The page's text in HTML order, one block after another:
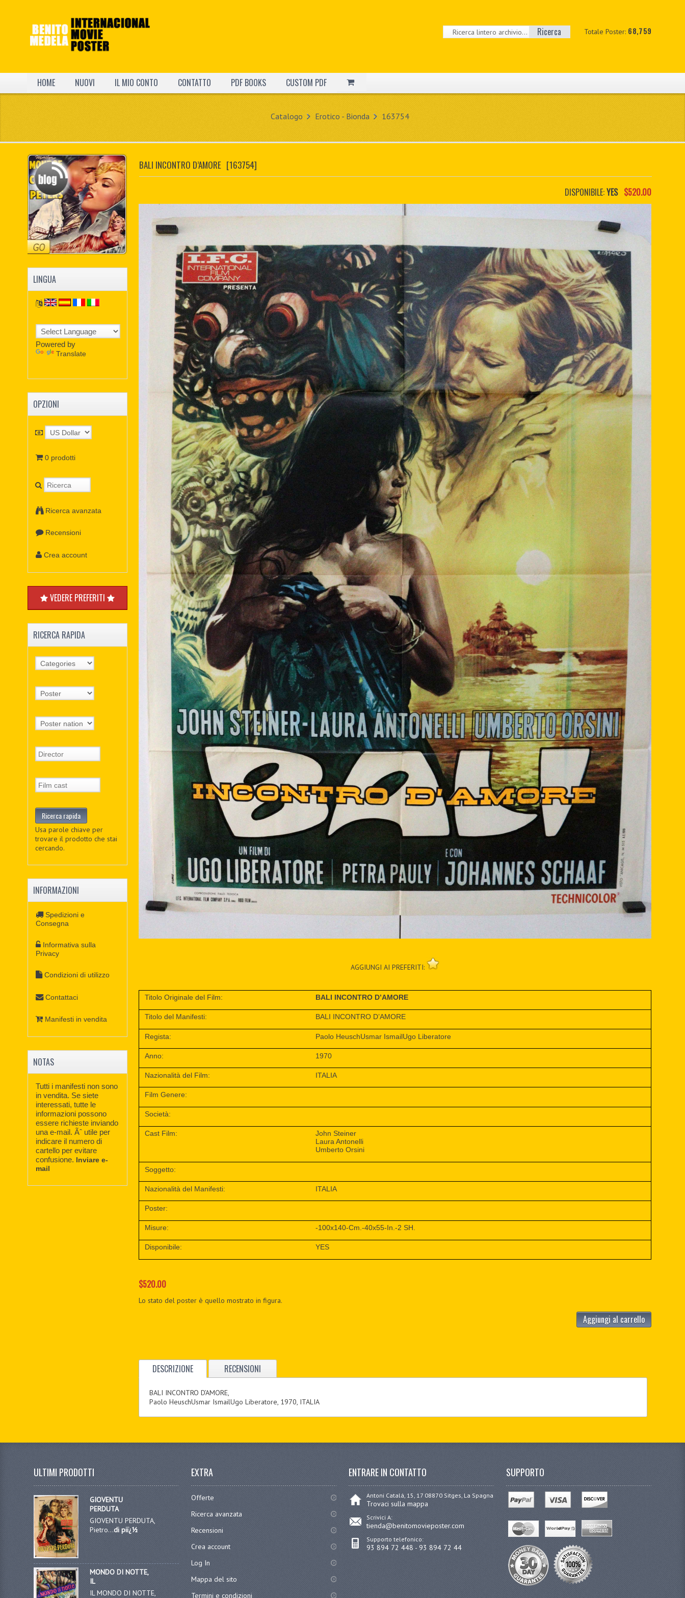
Totale Poster: 68,759
Ricerca
HOME NUOVI IL MIO CONTO CONTATTO PDF BOOKS CUSTOM PDF
Catalogo Erotico - Bionda 163754
BALI INCONTRO D’AMORE [163754]
DISPONIBILE:YES $520.00
AGGIUNGI AI PREFERITI:
Titolo Originale del Film: BALI INCONTRO D’AMORE
Titolo del Manifesti: BALI INCONTRO D’AMORE
Regista: Paolo HeuschUsmar IsmailUgo Liberatore
Anno: 1970
Nazionalità del Film: ITALIA
Film Genere:
Società:
Cast Film:
John Steiner
Laura Antonelli
Umberto Orsini
Soggetto:
Nazionalità del Manifesti: ITALIA
Poster:
Misure: -100x140-Cm.-40x55-In.-2 SH.
Disponibile: YES
$520.00
Lo stato del poster è quello mostrato in figura.
Aggiungi al carrello
DESCRIZIONE RECENSIONI
BALI INCONTRO D’AMORE,
Paolo HeuschUsmar IsmailUgo Liberatore, 1970, ITALIA
LINGUA
Powered by
Translate
OPZIONI
0 prodotti
Ricerca avanzata
Recensioni
Crea account
VEDERE PREFERITI
RICERCA RAPIDA
Usa parole chiave per
trovare il prodotto che stai
cercando.
INFORMAZIONI
Spedizioni e
Consegna
Informativa sulla
Privacy
Condizioni di utilizzo
Contattaci
Manifesti in vendita
NOTAS
Tutti i manifesti non sono
in vendita. Se siete
interessati, tutte le
informazioni possono
essere richieste inviando
una e-mail. Ãˆ utile per
indicare il numero di
cartello per evitare
confusione. Inviare e-
mail
ULTIMI PRODOTTI
GIOVENTU
PERDUTA
GIOVENTU PERDUTA,
Pietro...di piï¿½
MONDO DI NOTTE,
IL
IL MONDO DI NOTTE,
EXTRA
Offerte
Ricerca avanzata
Recensioni
Crea account
Log In
Mappa del sito
Termini e condizioni
ENTRARE IN CONTATTO
Antoni Catalá, 15, 17 08870 Sitges, La Spagna
Trovaci sulla mappa
Scrivici A:
tienda@benitomovieposter.com
Supporto telefonico:
93 894 72 448 - 93 894 72 44
SUPPORTO